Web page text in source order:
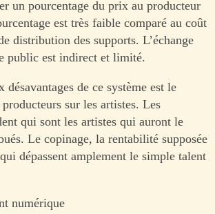
un pourcentage du prix au producteur
est très faible comparé au coût
distribution des supports. L’échange
public est indirect et limité.
désavantages de ce système est le
sur les artistes. Les
qui sont les artistes qui auront le
Le copinage, la rentabilité supposée
dépassent amplement le simple talent
numérique